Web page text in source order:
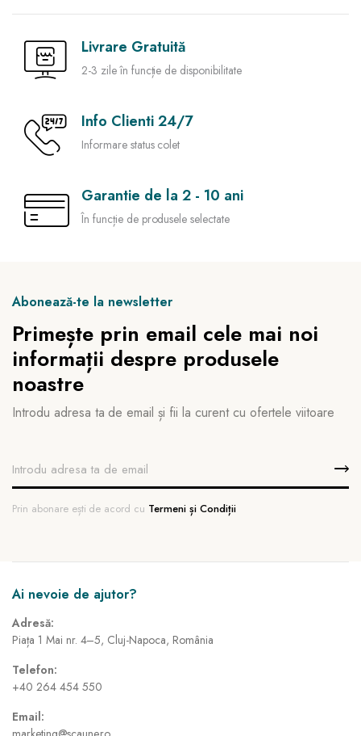
Livrare Gratuită
2-3 zile în funcție de disponibilitate
Info Clienti 24/7
Informare status colet
Garantie de la 2 - 10 ani
În funcție de produsele selectate
Abonează-te la newsletter
Primește prin email cele mai noi
informații despre produsele
noastre
Introdu adresa ta de email și fii la curent cu ofertele viitoare
Prin abonare ești de acord cu Termeni și Condiții
Ai nevoie de ajutor?
Adresă:
Piața 1 Mai nr. 4–5, Cluj-Napoca, România
Telefon:
+40 264 454 550
Email: